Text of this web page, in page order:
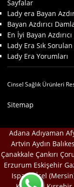
Sayfalar
Lady era Bayan
Bayan Azdırıcı
En İyi Bayan
Lady Era Sık
Lady Era Yorumları
Cinsel Sağlık Ürünleri
Sitemap
Adana Adıyaman
Artvin Aydın
Çanakkale Çankırı
Erzurum Eskişehir
Isparta İçel